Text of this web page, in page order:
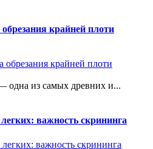
крайней плоти
одна из самых древних и...
важность скрининга